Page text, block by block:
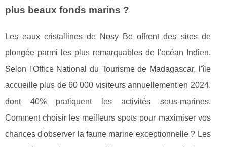
plus beaux fonds marins ?
Les eaux cristallines de Nosy Be offrent des sites de
plongée parmi les plus remarquables de l'océan Indien.
Selon l'Office National du Tourisme de Madagascar, l'île
accueille plus de 60 000 visiteurs annuellement en 2024,
dont 40% pratiquent les activités sous-marines.
Comment choisir les meilleurs spots pour maximiser vos
chances d'observer la faune marine exceptionnelle ? Les